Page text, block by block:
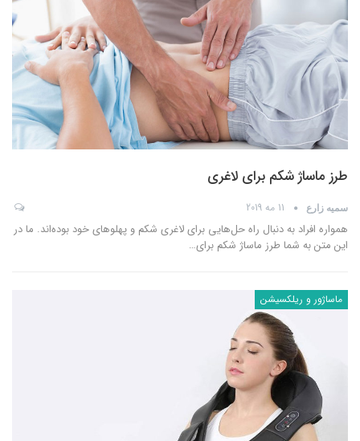
طرز ماساژ شکم برای لاغری
سمیه زارع 11 مه 2019
همواره افراد به دنبال راه حل‌هایی برای لاغری شکم و پهلوهای خود بوده‌اند. ما در
این متن به شما طرز ماساژ شکم برای…
ماساژور و ریلکسیشن